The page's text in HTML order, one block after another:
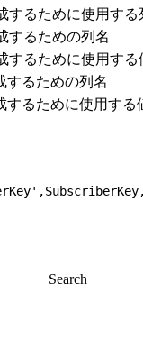
するために使用する
するための列名
するために使用する
するための列名
するために使用する